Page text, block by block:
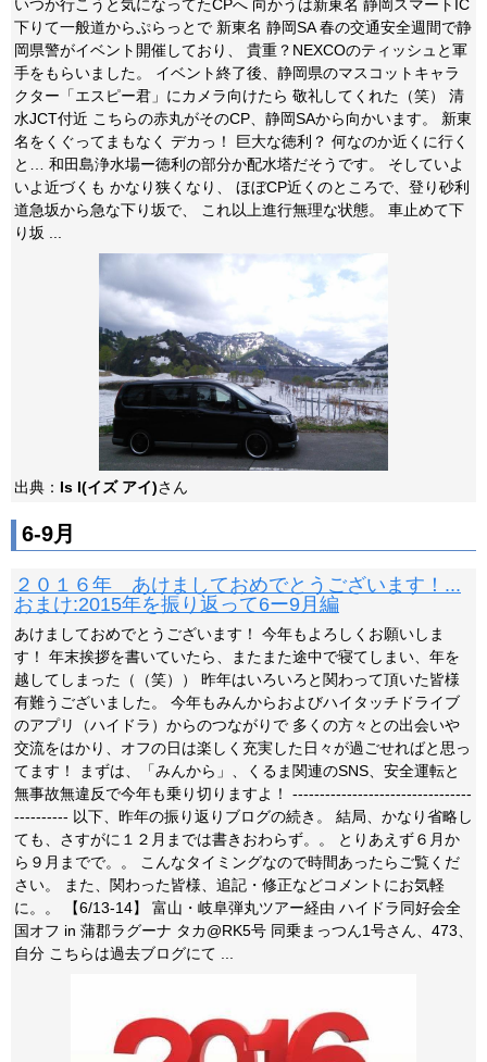
いつか行こうと気になってたCPへ 向かうは新東名 静岡スマートIC
下りて一般道からぷらっとで 新東名 静岡SA 春の交通安全週間で静
岡県警がイベント開催しており、 貴重？NEXCOのティッシュと軍
手をもらいました。 イベント終了後、静岡県のマスコットキャラ
クター「エスピー君」にカメラ向けたら 敬礼してくれた（笑） 清
水JCT付近 こちらの赤丸がそのCP、静岡SAから向かいます。 新東
名をくぐってまもなく デカっ！ 巨大な徳利？ 何なのか近くに行く
と… 和田島浄水場ー徳利の部分か配水塔だそうです。 そしていよ
いよ近づくも かなり狭くなり、 ほぼCP近くのところで、登り砂利
道急坂から急な下り坂で、 これ以上進行無理な状態。 車止めて下
り坂 ...
出典： Is I(イズ アイ)さん
6-9月
２０１６年 あけましておめでとうございます！...
おまけ:2015年を振り返って6ー9月編
あけましておめでとうございます！ 今年もよろしくお願いしま
す！ 年末挨拶を書いていたら、またまた途中で寝てしまい、年を
越してしまった（（笑）） 昨年はいろいろと関わって頂いた皆様
有難うございました。 今年もみんからおよびハイタッチドライブ
のアプリ（ハイドラ）からのつながりで 多くの方々との出会いや
交流をはかり、オフの日は楽しく充実した日々が過ごせればと思っ
てます！ まずは、「みんから」、くるま関連のSNS、安全運転と
無事故無違反で今年も乗り切りますよ！ ---------------------------------
---------- 以下、昨年の振り返りブログの続き。 結局、かなり省略し
ても、さすがに１２月までは書きおわらず。。 とりあえず６月か
ら９月までで。。 こんなタイミングなので時間あったらご覧くだ
さい。 また、関わった皆様、追記・修正などコメントにお気軽
に。。 【6/13-14】 富山・岐阜弾丸ツアー経由 ハイドラ同好会全
国オフ in 蒲郡ラグーナ タカ@RK5号 同乗まっつん1号さん、473、
自分 こちらは過去ブログにて ...